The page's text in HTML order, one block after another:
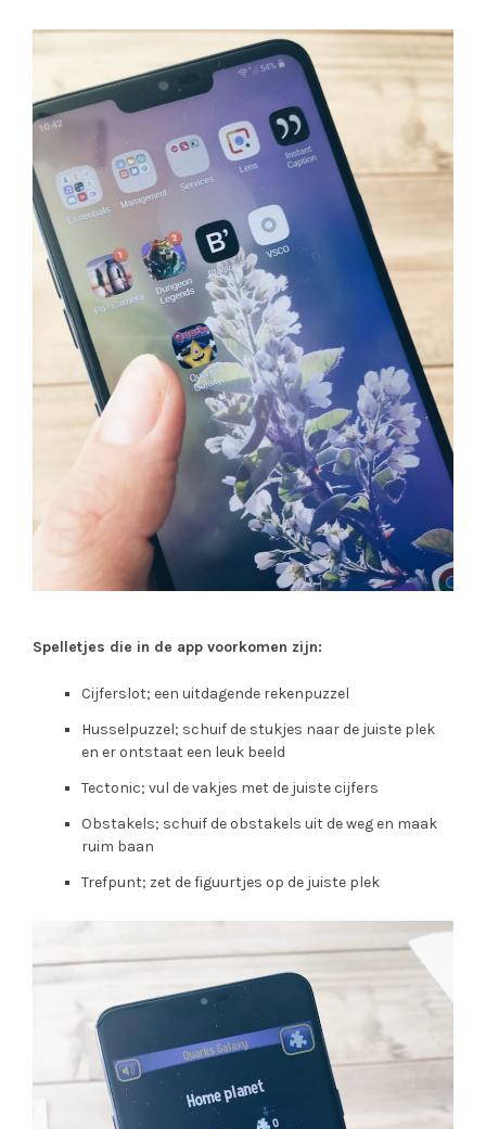
Spelletjes die in de app voorkomen zijn:
Cijferslot; een uitdagende rekenpuzzel
Husselpuzzel; schuif de stukjes naar de juiste plek
en er ontstaat een leuk beeld
Tectonic; vul de vakjes met de juiste cijfers
Obstakels; schuif de obstakels uit de weg en maak
ruim baan
Trefpunt; zet de figuurtjes op de juiste plek